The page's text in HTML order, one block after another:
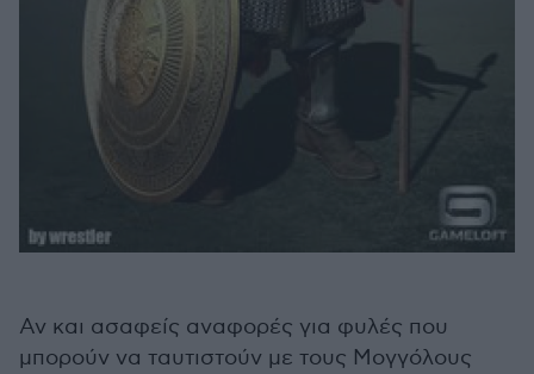
Αν και ασαφείς αναφορές για φυλές που
μπορούν να ταυτιστούν με τους Μογγόλους